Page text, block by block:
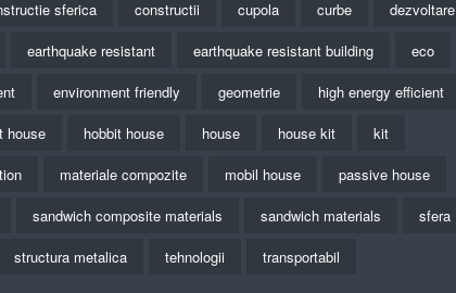
sferica constructii cupola curbe
dezvoltare
earthquake resistant earthquake resistant building
eco
environment friendly geometrie
high energy efficient
house
hobbit house house house kit
kit
materiale compozite mobil house
passive house
sandwich composite materials sandwich materials
sfera
structura metalica tehnologii transportabil